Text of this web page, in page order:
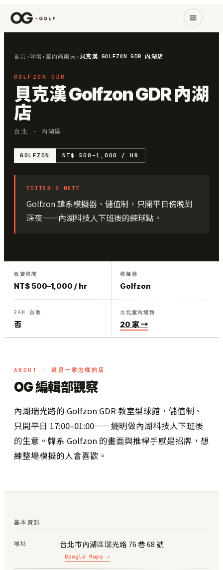
首頁 ›球場› 室內高爾夫 › 貝克漢 GOLFZON GDR 內湖店
GOLFZON GDR
貝克漢 Golfzon GDR 內湖
店
台北 · 內湖區
GOLFZON NT$ 500–1,000 / HR
EDITOR'S NOTE
Golfzon 韓系模擬器、儲值制，只開平日傍晚到
深夜——內湖科技人下班後的練球點。
收費區間
NT$ 500–1,000 / hr
模擬器
Golfzon
24H 自助
否
台北室內場館
20 家 →
ABOUT · 這是一家怎樣的店
OG 編輯部觀察
內湖瑞光路的 Golfzon GDR 教室型球館，儲值制、
只開平日 17:00–01:00——擺明做內湖科技人下班後
的生意。韓系 Golfzon 的畫面與推桿手感是招牌，想
練整場模擬的人會喜歡。
基本資訊
地址 台北市內湖區瑞光路 76 巷 68 號
Google Maps ↗